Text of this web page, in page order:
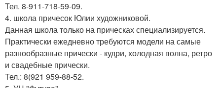
Тел. 8-911-718-59-09.
4. школа причесок Юлии художниковой.
Данная школа только на прическах специализируется.
Практически ежедневно требуются модели на самые
разнообразные прически - кудри, холодная волна, ретро
и свадебные прически.
Тел.: 8(921 959-88-52.